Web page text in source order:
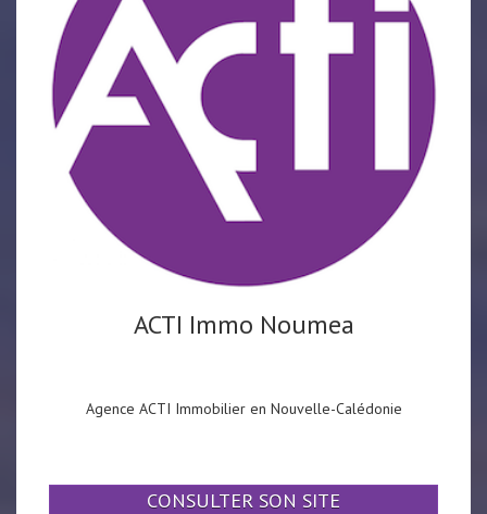
ACTI Immo Noumea
Agence ACTI Immobilier en Nouvelle-Calédonie
CONSULTER SON SITE